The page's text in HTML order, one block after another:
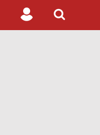
Search
Login